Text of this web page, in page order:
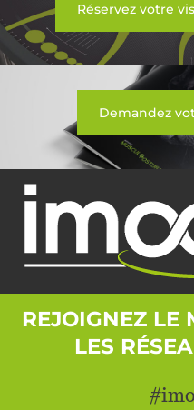
Réservez votre
Demandez
REJOIGNEZ LE
LES